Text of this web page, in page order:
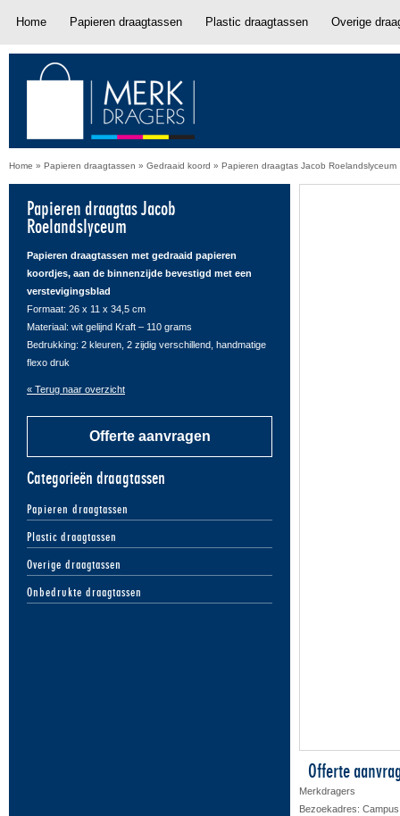
Home Papieren draagtassen Plastic draagtassen Overige
Home » Papieren draagtassen » Gedraaid koord » Papieren draagtas Jacob Roelandslyceum
Papieren draagtas Jacob
Roelandslyceum
Papieren draagtassen met gedraaid papieren
koordjes, aan de binnenzijde bevestigd met een
verstevigingsblad
Formaat: 26 x 11 x 34,5 cm
Materiaal: wit gelijnd Kraft – 110 grams
Bedrukking: 2 kleuren, 2 zijdig verschillend, handmatige
flexo druk
« Terug naar overzicht
Offerte aanvragen
Categorieën draagtassen
Papieren draagtassen
Plastic draagtassen
Overige draagtassen
Onbedrukte draagtassen
Offerte
Merkdragers
Bezoekadres: